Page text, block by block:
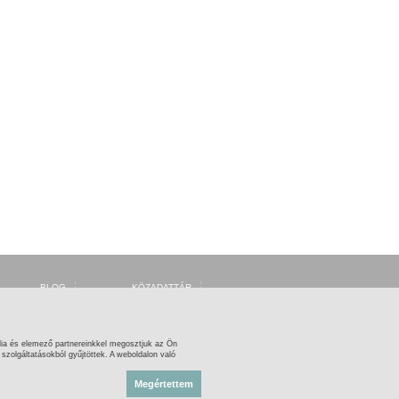
és elemező partnereinkkel megosztjuk az Ön
gyűjtöttek. A weboldalon való
Megértettem
KÖZADATTÁR
OSZK ZENEMŰTÁR
BLOG